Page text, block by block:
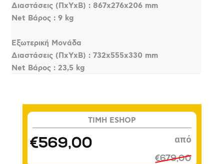
Διαστάσεις (ΠxΥxΒ) : 867x276x206 mm
Net Βάρος : 9 kg
Εξωτερική Μονάδα
Διαστάσεις (ΠxΥxΒ) : 732x555x330 mm
Net Βάρος : 23,5 kg
TIMH ESHOP
€679,00
€569,00